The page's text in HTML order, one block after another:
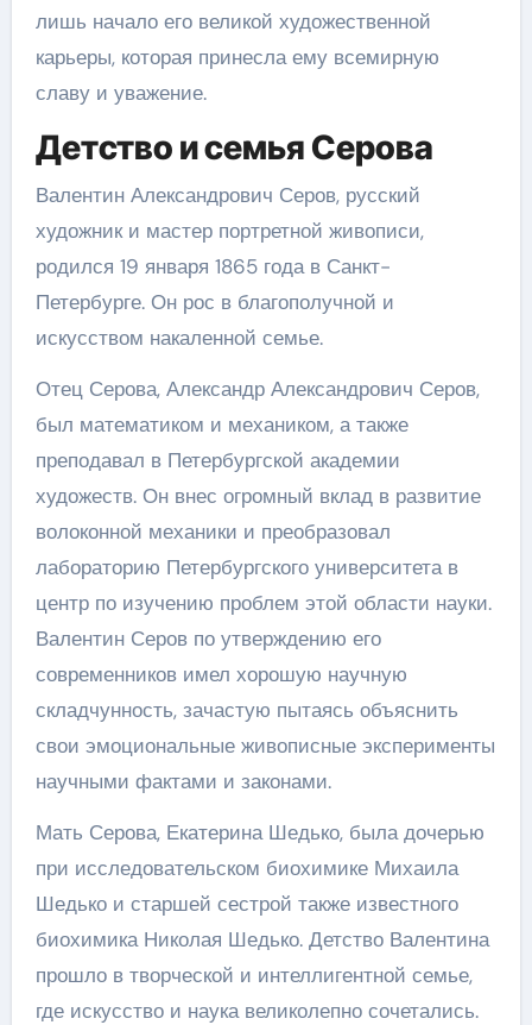
лишь начало его великой художественной
карьеры, которая принесла ему всемирную
славу и уважение.
Детство и семья Серова
Валентин Александрович Серов, русский
художник и мастер портретной живописи,
родился 19 января 1865 года в Санкт-
Петербурге. Он рос в благополучной и
искусством накаленной семье.
Отец Серова, Александр Александрович Серов,
был математиком и механиком, а также
преподавал в Петербургской академии
художеств. Он внес огромный вклад в развитие
волоконной механики и преобразовал
лабораторию Петербургского университета в
центр по изучению проблем этой области науки.
Валентин Серов по утверждению его
современников имел хорошую научную
складчунность, зачастую пытаясь объяснить
свои эмоциональные живописные эксперименты
научными фактами и законами.
Мать Серова, Екатерина Шедько, была дочерью
при исследовательском биохимике Михаила
Шедько и старшей сестрой также известного
биохимика Николая Шедько. Детство Валентина
прошло в творческой и интеллигентной семье,
где искусство и наука великолепно сочетались.